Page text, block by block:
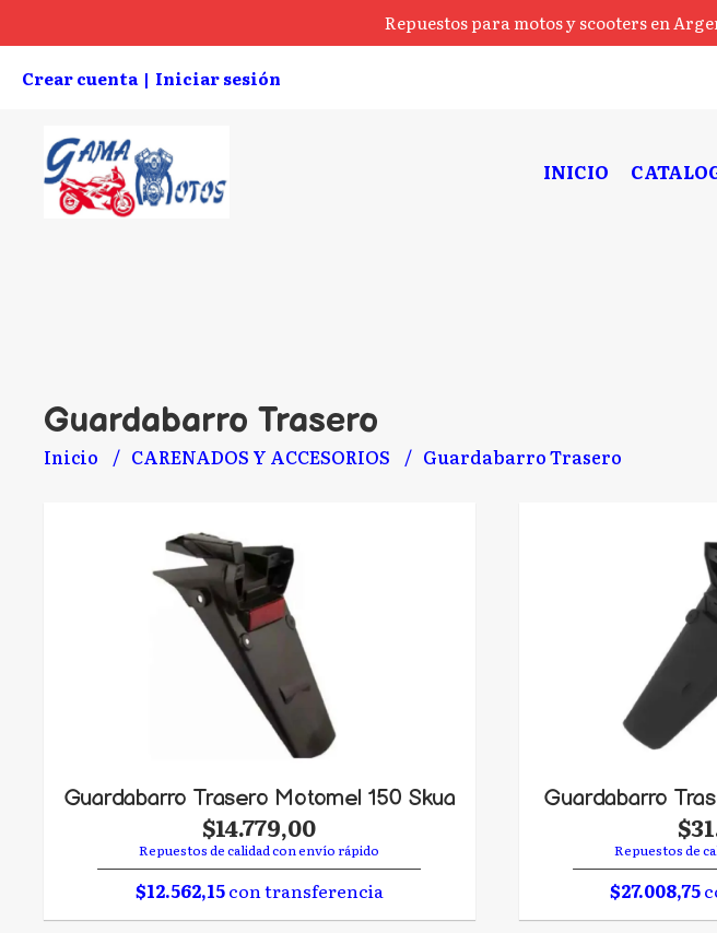
Repuestos para motos y scooters en
Crear cuenta | Iniciar sesión
INICIO
Guardabarro Trasero
Inicio CARENADOS Y ACCESORIOS Guardabarro Trasero
Guardabarro Trasero Motomel 150 Skua
$14.779,00
Repuestos de calidad con envío rápido
$12.562,15con transferencia
Guardabarro
Repuestos de
$27.008,75